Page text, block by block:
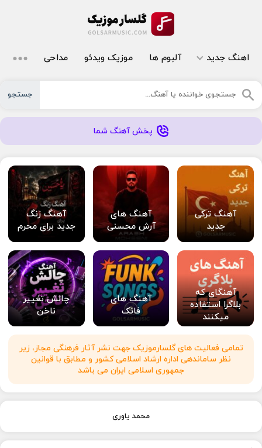
اهنگ جدید آلبوم ها موزیک ویدئو مداحی
جستجو
پخش آهنگ شما
آهنگ ترکی
جدید
آهنگ های
آرش محسنی
آهنگ زنگ
جدید برای محرم
آهنگای که
بلاگرا استفاده
میکنند
آهنگ های
فانک
چالش تغییر
ناخن
تمامی فعالیت های گلسارموزیک جهت نشر آثار فرهنگی مجاز، زیر
نظر ساماندهی اداره ارشاد اسلامی کشور و مطابق با قوانین
جمهوری اسلامی ایران می باشد
محمد یاوری